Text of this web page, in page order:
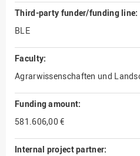
Third-party funder/funding line:
BLE
Faculty:
Agrarwissenschaften und
Funding amount:
581.606,00 €
Internal project partner: